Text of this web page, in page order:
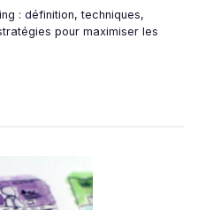
: définition, techniques,
pour maximiser les